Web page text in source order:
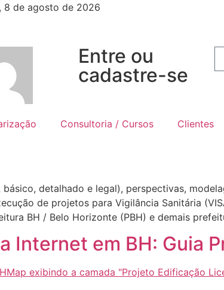
8 de agosto de 2026
Entre ou
cadastre-se
Consultoria / Cursos Clientes
detalhado e legal), perspectivas,
de projetos para Vigilância Sanitária
BH / Belo Horizonte (PBH) e demais
Internet em BH: Guia